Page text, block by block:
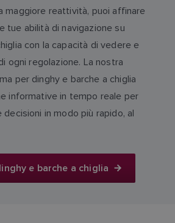
maggiore reattività, puoi affinare
tue abilità di navigazione su
con la capacità di vedere e
ogni regolazione. La nostra
per dinghy e barche a chiglia
informative in tempo reale per
in modo più rapido, al
e barche a chiglia